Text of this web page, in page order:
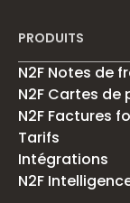
PRODUITS
N2F Notes de
N2F Cartes de
N2F Factures
Tarifs
Intégrations
N2F